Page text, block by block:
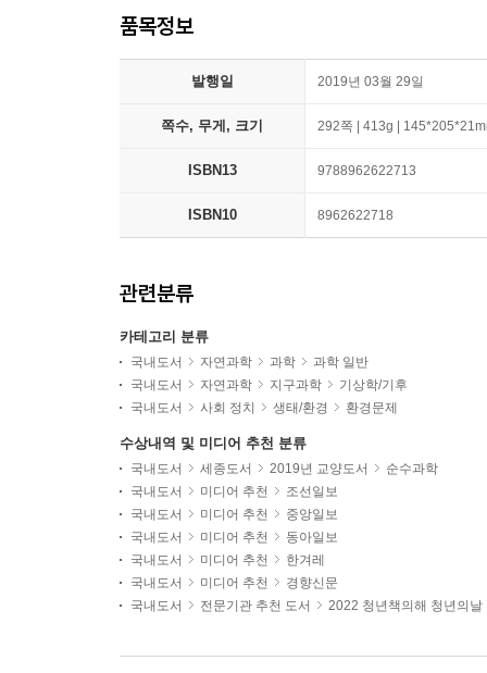
품목정보
발행일 2019년 03월 29일
쪽수, 무게, 크기 292쪽 | 413g |
ISBN13 9788962622713
ISBN10 8962622718
관련분류
카테고리 분류
국내도서 자연과학 과학
과학 일반
국내도서
자연과학 지구과학
기상학/기후
국내도서
사회 정치 생태/환경 환경문제
수상내역 및 미디어 추천 분류
국내도서 세종도서 2019년 교양도서
순수과학
국내도서
미디어 추천
조선일보
국내도서
미디어 추천
중앙일보
국내도서
미디어 추천
동아일보
국내도서
미디어 추천
한겨레
국내도서
미디어 추천
경향신문
국내도서
전문기관 추천 도서 2022 청년책의해 청년의날